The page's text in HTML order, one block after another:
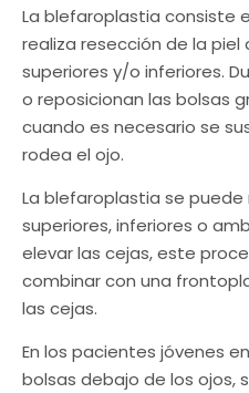
La blefaroplastia consiste
realiza resección de la
superiores y/o inferiores.
o reposicionan las bolsas
cuando es necesario se
rodea el ojo.
La blefaroplastia se
superiores, inferiores o
elevar las cejas, este
combinar con una
las cejas.
En los pacientes jóvenes
bolsas debajo de los ojos,